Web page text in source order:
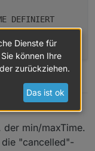
DEFINIERT
* * ";
DEFINIEREN -
min/maxTime.
"cancelled"-
Dienste für
können Ihre
zurückziehen.
Das ist ok